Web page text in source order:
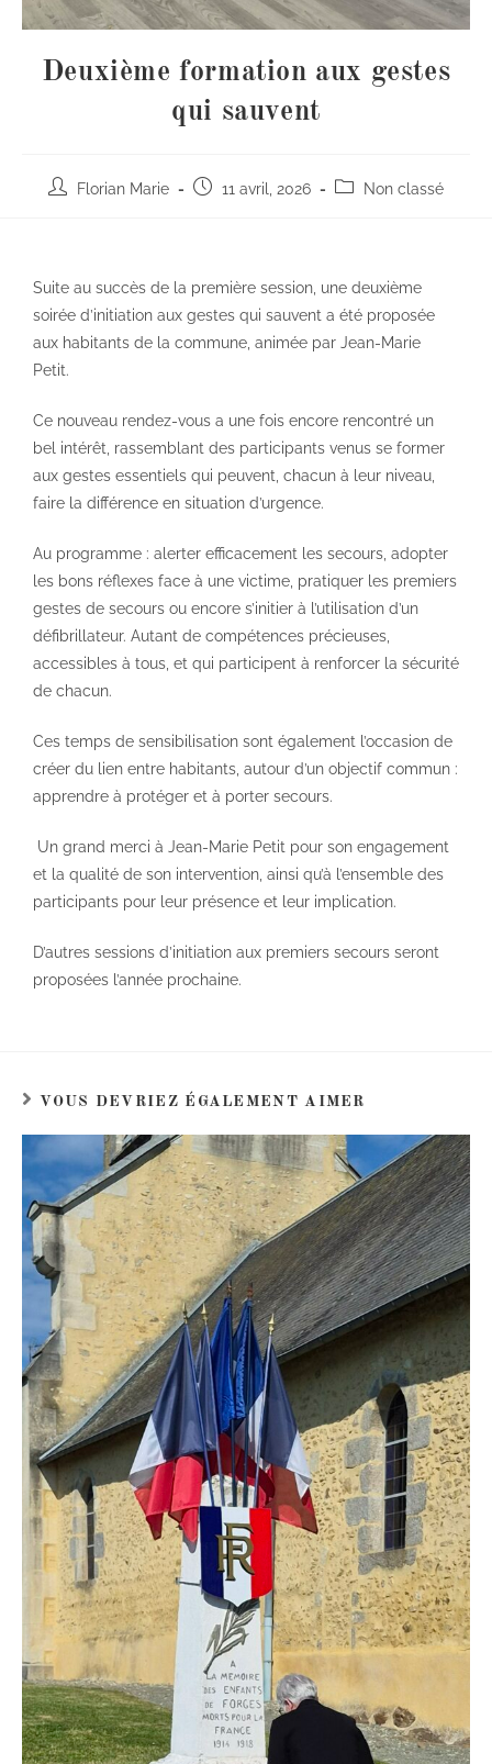
Deuxième formation aux gestes
qui sauvent
Florian Marie 11 avril, 2026 Non classé
Suite au succès de la première session, une deuxième
soirée d’initiation aux gestes qui sauvent a été proposée
aux habitants de la commune, animée par Jean-Marie
Petit.
Ce nouveau rendez-vous a une fois encore rencontré un
bel intérêt, rassemblant des participants venus se former
aux gestes essentiels qui peuvent, chacun à leur niveau,
faire la différence en situation d’urgence.
Au programme : alerter efficacement les secours, adopter
les bons réflexes face à une victime, pratiquer les premiers
gestes de secours ou encore s’initier à l’utilisation d’un
défibrillateur. Autant de compétences précieuses,
accessibles à tous, et qui participent à renforcer la sécurité
de chacun.
Ces temps de sensibilisation sont également l’occasion de
créer du lien entre habitants, autour d’un objectif commun :
apprendre à protéger et à porter secours.
Un grand merci à Jean-Marie Petit pour son engagement
et la qualité de son intervention, ainsi qu’à l’ensemble des
participants pour leur présence et leur implication.
D’autres sessions d’initiation aux premiers secours seront
proposées l’année prochaine.
VOUS DEVRIEZ ÉGALEMENT AIMER